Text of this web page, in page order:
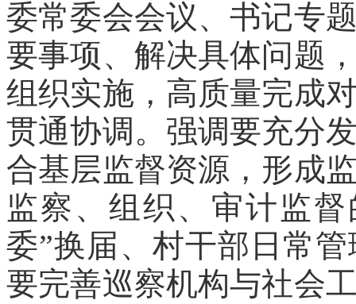
委常委会会议、书记专
要事项、解决具体问题
组织实施，高质量完成
贯通协调。强调要充分
合基层监督资源，形成
监察、组织、审计监
委”换届、村干部日常
要完善巡察机构与社会